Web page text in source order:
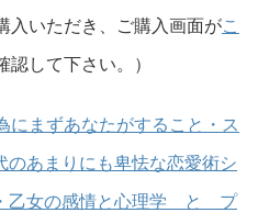
入いただき、ご購入画面がこ
して下さい。）
にまずあなたがすること・ス
のあまりにも卑怯な恋愛術シ
乙女の感情と心理学 と プ